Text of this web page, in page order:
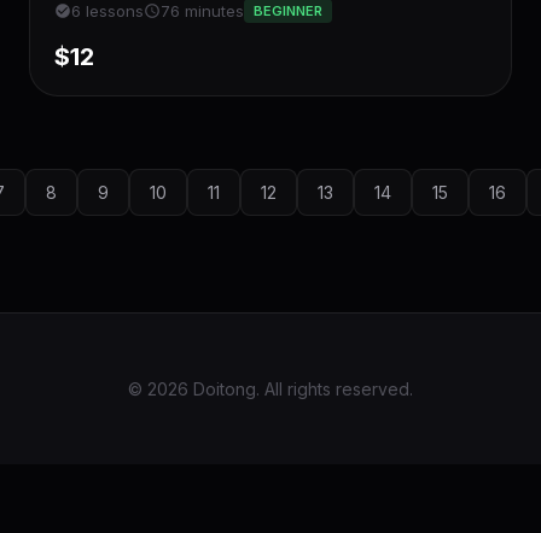
6 lessons 76 minutes BEGINNER
$12
8 9 10 11 12 13 14 15 16
© 2026 Doitong. All rights reserved.